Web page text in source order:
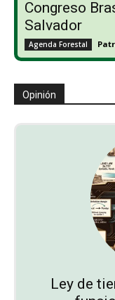
Congreso
Salvador
Agenda Forestal
Opinión
Ley de